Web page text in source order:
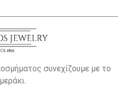
συνεχίζουμε με το